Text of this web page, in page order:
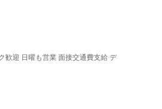
歓迎 日曜も営業 面接交通費支給 デ